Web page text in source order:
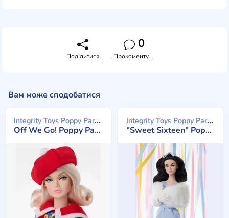
Поділитися
0
Прокоментувати
Вам може сподобатися
Integrity Toys Poppy Parker 2026
Off We Go! Poppy Parker
Integrity Toys Poppy Parker 2026
"Sweet Sixteen" Poppy Parker